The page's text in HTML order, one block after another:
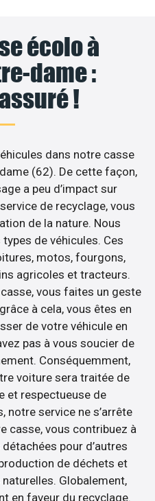
écolo à
dame :
!
dans notre casse
(62). De cette façon,
a peu d’impact sur
de recyclage, vous
de la nature. Nous
de véhicules. Ces
motos, fourgons,
agricoles et tracteurs.
vous faites un geste
à cela, vous êtes en
de votre véhicule en
pas à vous soucier de
Conséquemment,
voiture sera traitée de
et respectueuse de
notre service ne s’arrête
casse, vous contribuez à
pour d’autres
de déchets et
Globalement,
en faveur du recyclage.